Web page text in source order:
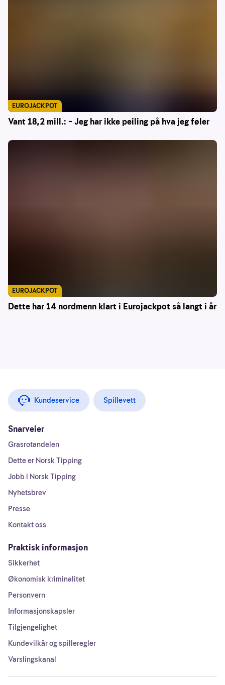
Vant 18,2 mill.: – Jeg har ikke peiling på hva jeg føler
EUROJACKPOT
Dette har 14 nordmenn klart i Eurojackpot så langt i år
EUROJACKPOT
Kundeservice Spillevett
Snarveier
Grasrotandelen
Dette er Norsk Tipping
Jobb i Norsk Tipping
Nyhetsbrev
Presse
Kontakt oss
Praktisk informasjon
Sikkerhet
Økonomisk kriminalitet
Personvern
Informasjonskapsler
Tilgjengelighet
Kundevilkår og spilleregler
Varslingskanal